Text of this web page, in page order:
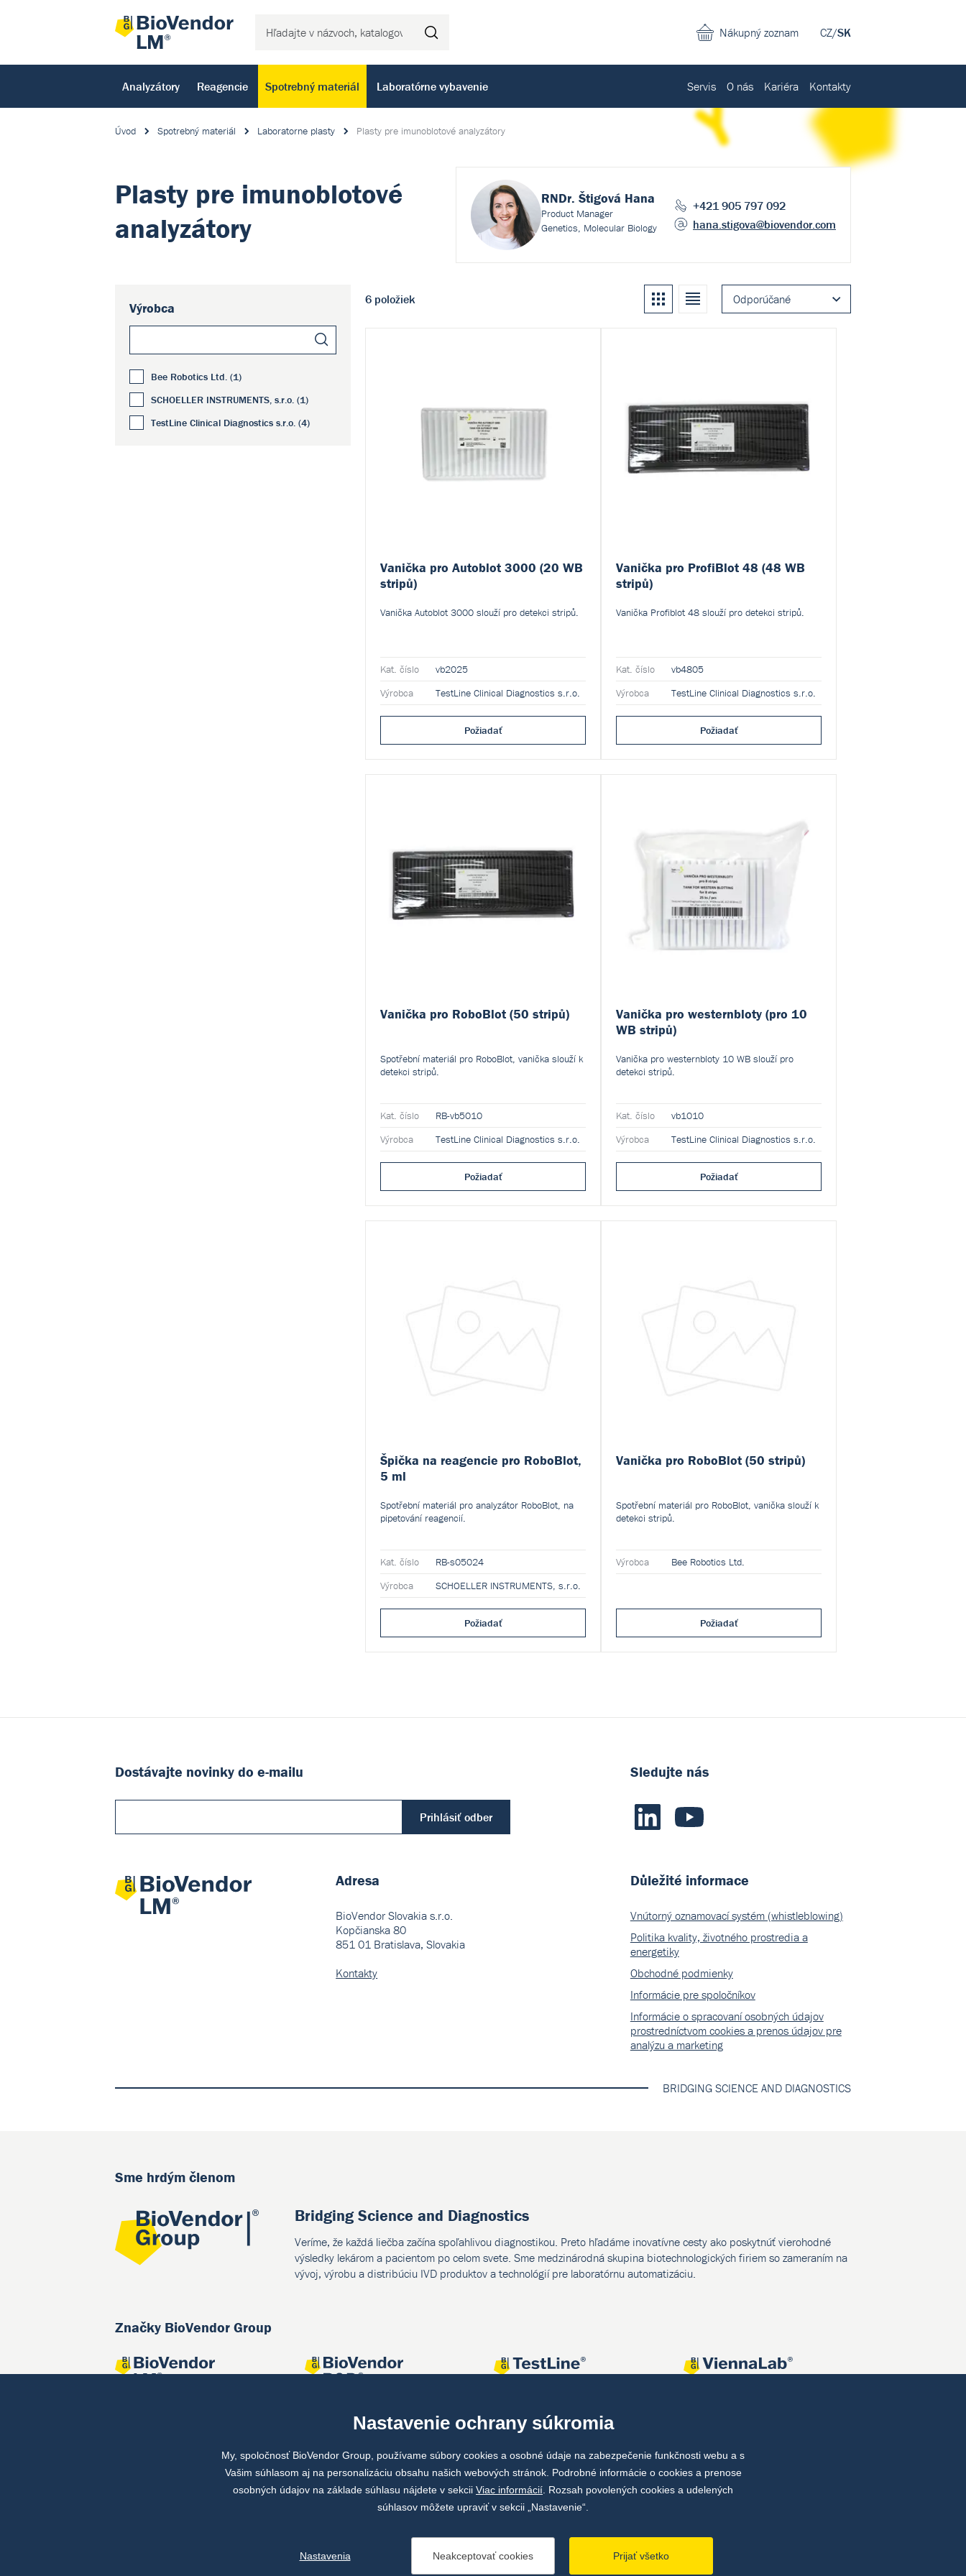
CZ/SK
Nákupný zoznam
Analyzátory Reagencie Spotrebný materiál Laboratórne vybavenie Servis O nás Kariéra Kontakty
Úvod Spotrebný materiál Laboratorne plasty Plasty pre imunoblotové analyzátory
Plasty pre imunoblotové
analyzátory
RNDr. Štigová Hana
Product Manager
Genetics, Molecular Biology
+421 905 797 092
hana.stigova@biovendor.com
Výrobca
Bee Robotics Ltd. (1)
SCHOELLER INSTRUMENTS, s.r.o. (1)
TestLine Clinical Diagnostics s.r.o. (4)
6 položiek Odporúčané
Kachle Zoznam
Vanička pro Autoblot 3000 (20 WB
stripů)
Vanička Autoblot 3000 slouží pro detekci stripů.
Kat. číslo
vb2025
Výrobca
TestLine Clinical Diagnostics s.r.o.
Požiadať
Vanička pro ProfiBlot 48 (48 WB
stripů)
Vanička Profiblot 48 slouží pro detekci stripů.
Kat. číslo
vb4805
Výrobca
TestLine Clinical Diagnostics s.r.o.
Požiadať
Vanička pro RoboBlot (50 stripů)
Spotřební materiál pro RoboBlot, vanička slouží k
detekci stripů.
Kat. číslo
RB-vb5010
Výrobca
TestLine Clinical Diagnostics s.r.o.
Požiadať
Vanička pro westernbloty (pro 10
WB stripů)
Vanička pro westernbloty 10 WB slouží pro
detekci stripů.
Kat. číslo
vb1010
Výrobca
TestLine Clinical Diagnostics s.r.o.
Požiadať
Špička na reagencie pro RoboBlot,
5 ml
Spotřební materiál pro analyzátor RoboBlot, na
pipetování reagencií.
Kat. číslo
RB-s05024
Výrobca
SCHOELLER INSTRUMENTS, s.r.o.
Požiadať
Vanička pro RoboBlot (50 stripů)
Spotřební materiál pro RoboBlot, vanička slouží k
detekci stripů.
Výrobca Bee Robotics Ltd.
Požiadať
Dostávajte novinky do e-mailu
Prihlásiť odber
Adresa
BioVendor Slovakia s.r.o.
Kopčianska 80
851 01 Bratislava, Slovakia
Kontakty
Sledujte nás
Důležité informace
Vnútorný oznamovací systém (whistleblowing)
Politika kvality, životného prostredia a
energetiky
Obchodné podmienky
Informácie pre spoločníkov
Informácie o spracovaní osobných údajov
prostredníctvom cookies a prenos údajov pre
analýzu a marketing
BRIDGING SCIENCE AND DIAGNOSTICS
Sme hrdým členom
Bridging Science and Diagnostics
Veríme, že každá liečba začína spoľahlivou diagnostikou. Preto hľadáme inovatívne cesty ako poskytnúť vierohodné
výsledky lekárom a pacientom po celom svete. Sme medzinárodná skupina biotechnologických firiem so zameraním na
vývoj, výrobu a distribúciu IVD produktov a technológií pre laboratórnu automatizáciu.
Značky BioVendor Group
Spoločné projekty
Nastavenie ochrany súkromia
My, spoločnosť BioVendor Group, používame súbory cookies a osobné údaje na zabezpečenie funkčnosti webu a s
Vašim súhlasom aj na personalizáciu obsahu našich webových stránok. Podrobné informácie o cookies a prenose
osobných údajov na základe súhlasu nájdete v sekcii Viac informácií . Rozsah povolených cookies a udelených
súhlasov môžete upraviť v sekcii „Nastavenie“.
Prijať všetko
Neakceptovať cookies
Nastavenia